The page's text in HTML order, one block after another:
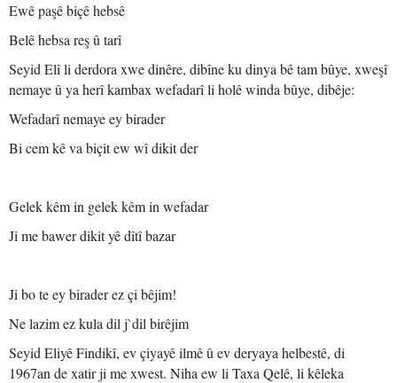
Ewê paşê biçê hebsê
Belê hebsa reş û tarî
Seyid Elî li derdora xwe dinêre, dibîne ku dinya bê tam bûye, xweşî
nemaye û ya herî kambax wefadarî li holê winda bûye, dibêje:
Wefadarî nemaye ey birader
Bi cem kê va biçit ew wî dikit der
Gelek kêm in gelek kêm in wefadar
Ji me bawer dikit yê dîtî bazar
Ji bo te ey birader ez çi bêjim!
Ne lazim ez kula dil j`dil birêjim
Seyid Eliyê Findikî, ev çiyayê ilmê û ev deryaya helbestê, di
1967an de xatir ji me xwest. Niha ew li Taxa Qelê, li kêleka